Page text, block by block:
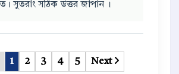
সুতরাং সঠিক উত্তর জাপান ।
1 2 3 4 5 Next